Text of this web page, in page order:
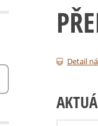
Detail